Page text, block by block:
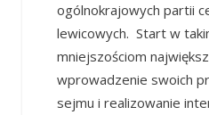
ogólnokrajowych partii
lewicowych. Start w
mniejszościom
wprowadzenie swoich
sejmu i realizowanie